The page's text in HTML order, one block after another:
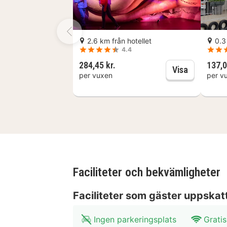
Leidse Schouwburg -
km Rijksmuseum van Oudheden -
km Hooglandsekerk - 0,6 km
32,4 km Schiphol Airport (AMS) -
City Hotel Nieuw Minerva placerar
Stadsgehoorzaal och SieboldHuis.
2.6 km från hotellet
4.4
284,45 kr.
per vuxen
Visa
0.3
per
Faciliteter och bekvämligheter
Faciliteter som gäster
Ingen parkeringsplats